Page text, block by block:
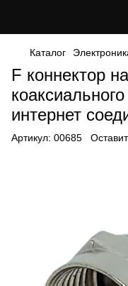
Каталог
F коннектор
интернет
Артикул: 00685